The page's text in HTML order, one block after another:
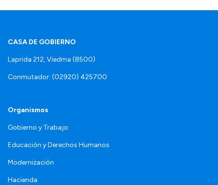
CASA DE GOBIERNO
Laprida 212, Viedma (8500)
Conmutador: (02920) 425700
Organismos
Gobierno y Trabajo
Educación y Derechos Humanos
Modernización
Hacienda